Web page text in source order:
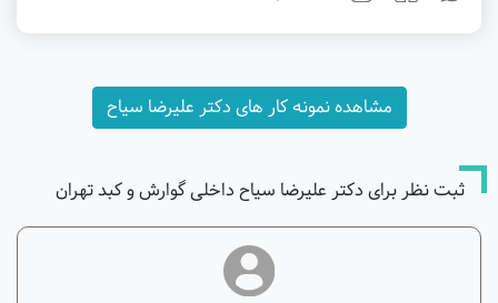
مشاهده نمونه کار های دکتر علیرضا سیاح
ثبت نظر برای دکتر علیرضا سیاح داخلی گوارش و کبد تهران